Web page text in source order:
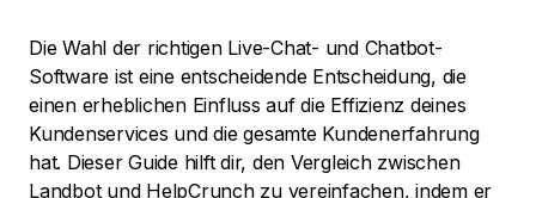
Die Wahl der richtigen Live-Chat- und Chatbot-
Software ist eine entscheidende Entscheidung, die
einen erheblichen Einfluss auf die Effizienz deines
Kundenservices und die gesamte Kundenerfahrung
hat. Dieser Guide hilft dir, den Vergleich zwischen
Landbot und HelpCrunch zu vereinfachen, indem er